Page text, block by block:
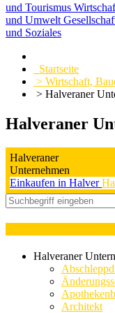
und Tourismus
und Umwelt
und Soziales
Startseite
> Wirtschaft,
> Halveraner
Halveraner
Halveraner
Unternehmen
Einkaufen in Halver
Halveraner
Architekt